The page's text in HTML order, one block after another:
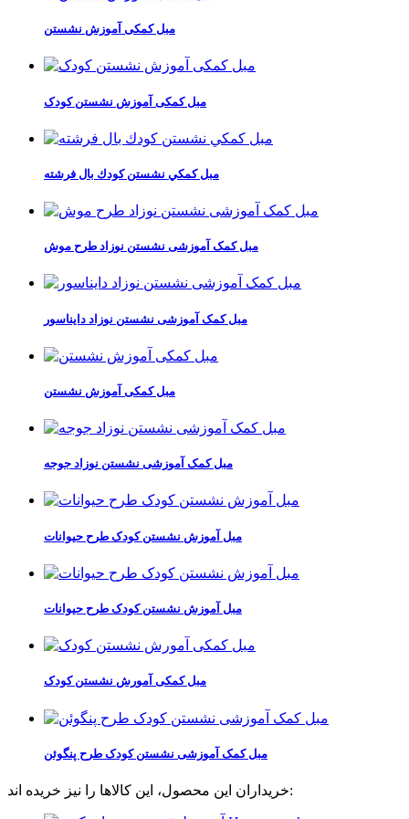
مبل کمکی آموزش نشستن
مبل کمکی آموزش نشستن کودک
مبل كمكي نشستن كودك بال فرشته
مبل کمک آموزشی نشستن نوزاد طرح موش
مبل کمک آموزشی نشستن نوزاد دایناسور
مبل کمکی آموزش نشستن
مبل کمک آموزشی نشستن نوزاد جوجه
مبل آموزش نشستن کودک طرح حیوانات
مبل آموزش نشستن کودک طرح حیوانات
مبل کمکی آمورش نشستن کودک
مبل کمک آموزشی نشستن کودک طرح پنگوئن
خریداران این محصول، این کالاها را نیز خریده اند: